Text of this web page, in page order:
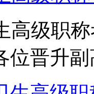
高级职
位晋升